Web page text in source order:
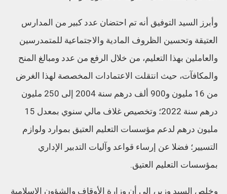
وأبرز السيد التوفيق أنه تم احتضان عدد كبير من المدارس
العتيقة وتحسين الظروف المادية والاجتماعية للمتمدرسين
والعاملين بهذا التعليم، من خلال الرفع من عدد ومبالغ المنح
والمكافآت، حيث انتقلت الاعتمادات المخصصة لهذا الغرض
من 16 مليون و900 ألف درهم سنة 2004 إلى 250 مليون
درهم سنة 2022؛ وتخصيص غلاف مالي سنوي بمعدل 15
مليون درهم لدعم مؤسسات التعليم العتيق بموارد ولوازم
التسيير؛ فضلا عن إرساء قواعد وآليات التدبير الإداري
بمؤسسات التعليم العتيق.
وخلص السيد وزير، إلى أن وزارة الأوقاف والشؤون الإسلامية